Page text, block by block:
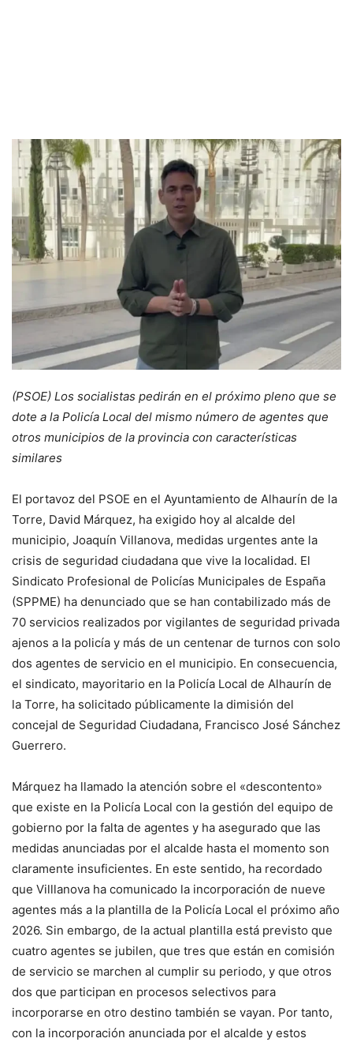
(PSOE) Los socialistas pedirán en el próximo pleno que se
dote a la Policía Local del mismo número de agentes que
otros municipios de la provincia con características
similares
El portavoz del PSOE en el Ayuntamiento de Alhaurín de la
Torre, David Márquez, ha exigido hoy al alcalde del
municipio, Joaquín Villanova, medidas urgentes ante la
crisis de seguridad ciudadana que vive la localidad. El
Sindicato Profesional de Policías Municipales de España
(SPPME) ha denunciado que se han contabilizado más de
70 servicios realizados por vigilantes de seguridad privada
ajenos a la policía y más de un centenar de turnos con solo
dos agentes de servicio en el municipio. En consecuencia,
el sindicato, mayoritario en la Policía Local de Alhaurín de
la Torre, ha solicitado públicamente la dimisión del
concejal de Seguridad Ciudadana, Francisco José Sánchez
Guerrero.
Márquez ha llamado la atención sobre el «descontento»
que existe en la Policía Local con la gestión del equipo de
gobierno por la falta de agentes y ha asegurado que las
medidas anunciadas por el alcalde hasta el momento son
claramente insuficientes. En este sentido, ha recordado
que Villlanova ha comunicado la incorporación de nueve
agentes más a la plantilla de la Policía Local el próximo año
2026. Sin embargo, de la actual plantilla está previsto que
cuatro agentes se jubilen, que tres que están en comisión
de servicio se marchen al cumplir su periodo, y que otros
dos que participan en procesos selectivos para
incorporarse en otro destino también se vayan. Por tanto,
con la incorporación anunciada por el alcalde y estos